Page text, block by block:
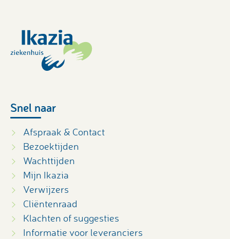
Snel naar
Afspraak & Contact
Bezoektijden
Wachttijden
Mijn Ikazia
Verwijzers
Cliëntenraad
Klachten of suggesties
Informatie voor leveranciers